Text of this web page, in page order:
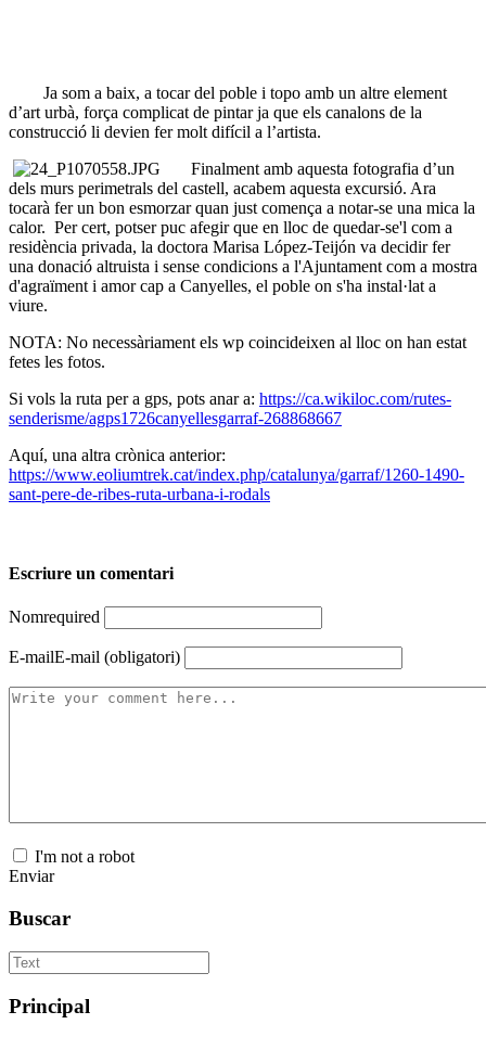
Ja som a baix, a tocar del poble i topo amb un altre element
d’art urbà, força complicat de pintar ja que els canalons de la
construcció li devien fer molt difícil a l’artista.
Finalment amb aquesta fotografia d’un
dels murs perimetrals del castell, acabem aquesta excursió. Ara
tocarà fer un bon esmorzar quan just comença a notar-se una mica la
calor. Per cert, potser puc afegir que en lloc de quedar-se'l com a
residència privada, la doctora Marisa López-Teijón va decidir fer
una donació altruista i sense condicions a l'Ajuntament com a mostra
d'agraïment i amor cap a Canyelles, el poble on s'ha instal·lat a
viure.
NOTA: No necessàriament els wp coincideixen al lloc on han estat
fetes les fotos.
Si vols la ruta per a gps, pots anar a: https://ca.wikiloc.com/rutes-
senderisme/agps1726canyellesgarraf-268868667
Aquí, una altra crònica anterior:
https://www.eoliumtrek.cat/index.php/catalunya/garraf/1260-1490-
sant-pere-de-ribes-ruta-urbana-i-rodals
Escriure un comentari
Nomrequired
E-mailE-mail (obligatori)
I'm not a robot
Enviar
Buscar
Principal